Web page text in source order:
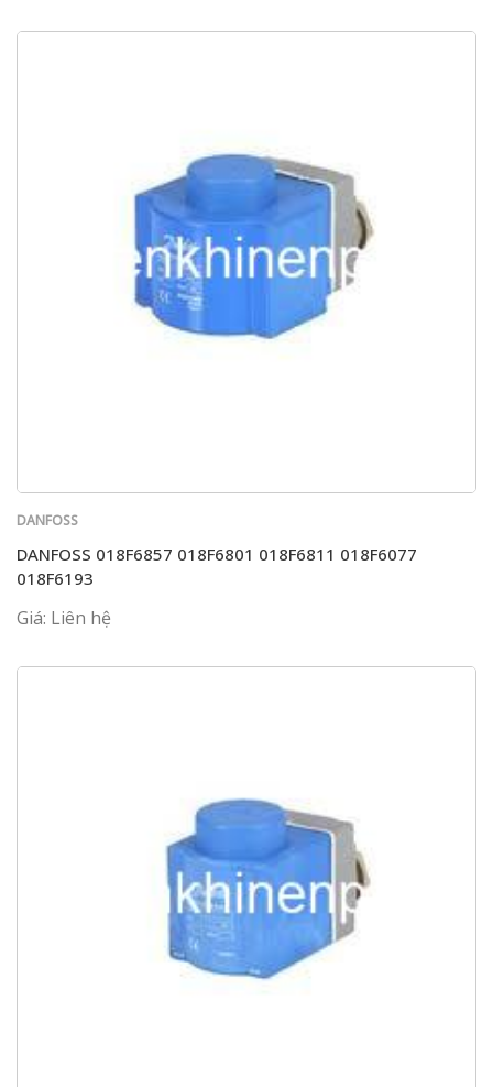
DANFOSS
DANFOSS 018F6857 018F6801 018F6811 018F6077
018F6193
Giá: Liên hệ